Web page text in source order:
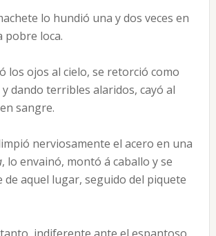
lo hundió una y dos veces en
pobre loca.
los ojos al cielo, se retorció como
dando terribles alaridos, cayó al
sangre.
nerviosamente el acero en una
, lo envainó, montó á caballo y se
de aquel lugar, seguido del piquete